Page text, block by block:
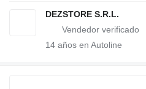
DEZSTORE S.R.L.
14 años en Autoline